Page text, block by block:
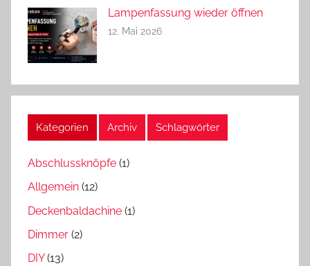
Lampenfassung wieder öffnen
12. Mai 2026
Kategorien Archiv Schlagwörter
Abschlussknöpfe (1)
Allgemein (12)
Deckenbaldachine (1)
Dimmer (2)
DIY(13)